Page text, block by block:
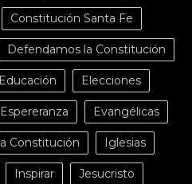
Constitución Santa Fe
Defendamos la Constitución
Educación Elecciones
Espereranza Evangélicas
Constitución Iglesias
Inspirar Jesucristo